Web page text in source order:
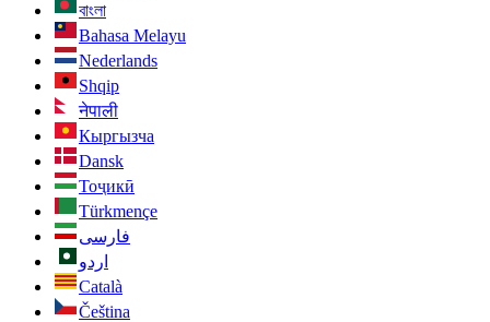
বাংলা
Bahasa Melayu
Nederlands
Shqip
नेपाली
Кыргызча
Dansk
Тоҷикӣ
Türkmençe
فارسی
اردو
Català
Čeština